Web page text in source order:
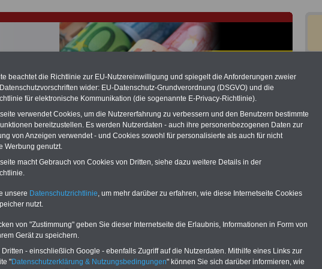
für Beamte & Ruhestandsbeamte (zu geringe Alimentation)
muss bisMärz 2027 eine Neuregelung der Besoldung beschließen). Auch beim
& Ruhestandsbeamte) gibt es teilweise hohe Nachzahlungen (Medienberichten
füralle (!) Beamtezwischen mind. 3.000 und 13.000 Euro, Der INFO-
hierzu eine Broschüre heraus, die unmittelbar nach dem Beschluss des
der Broschüre.
Beamte und den öffentlichen Dienst in Baden-Württemberg:
mit 3 Ratgebern für nur
versorgungsrecht
sowie Beihilferecht in Bund und
DienstZum Komplettpreis von 15 Euro im Jahr
können Sie zehn Bücher als eBook
beachtet die Richtlinie zur EU-Nutzereinwilligung und spiegelt die Anforderungen zweier
wider: EU-Datenschutz-Grundverordnung (DSGVO) und die
für elektronische Kommunikation (die sogenannte E-Privacy-Richtlinie).
verwendet Cookies, um die Nutzererfahrung zu verbessern und den Benutzern bestimmte
bereitzustellen. Es werden Nutzerdaten - auch ihre personenbezogenen Daten zur
von Anzeigen verwendet - und Cookies sowohl für personalisierte als auch für nicht
Werbung genutzt.
macht Gebrauch von Cookies von Dritten, siehe dazu weitere Details in der
unsere Datenschutzrichtlinie, um mehr darüber zu erfahren, wie diese Internetseite Cookies
nutzt.
von "Zustimmung" geben Sie dieser Internetseite die Erlaubnis, Informationen in Form von
Gerät zu speichern.
- einschließlich Google - ebenfalls Zugriff auf die Nutzerdaten. Mithilfe eines Links zur
"Datenschutzerklärung & Nutzungsbedingungen" können Sie sich darüber informieren, wie